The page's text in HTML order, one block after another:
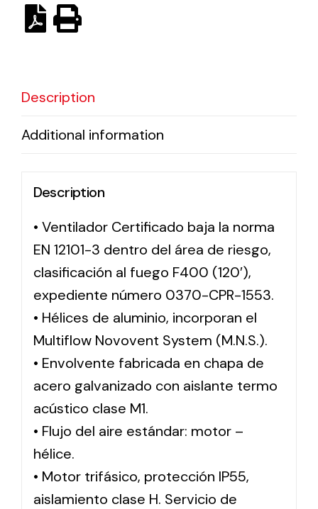
Solar lighting
Variety of solar solutions for all kinds of needs.
Description
Additional information
Description
• Ventilador Certificado baja la norma
EN 12101-3 dentro del área de riesgo,
clasificación al fuego F400 (120′),
expediente número 0370-CPR-1553.
• Hélices de aluminio, incorporan el
Multiflow Novovent System (M.N.S.).
• Envolvente fabricada en chapa de
acero galvanizado con aislante termo
acústico clase M1.
• Flujo del aire estándar: motor –
hélice.
• Motor trifásico, protección IP55,
aislamiento clase H. Servicio de